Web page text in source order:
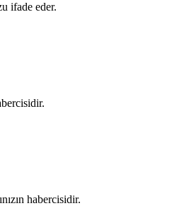
ifade eder.
habercisidir.